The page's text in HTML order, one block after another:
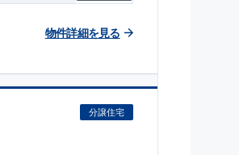
）
住宅 ​住宅性
い家づくり
ム
物件詳細を見る
分譲住宅